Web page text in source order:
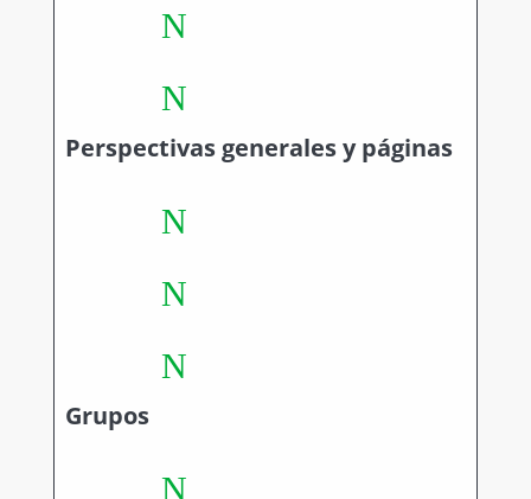
N
N
Perspectivas generales y páginas
N
N
N
Grupos
N